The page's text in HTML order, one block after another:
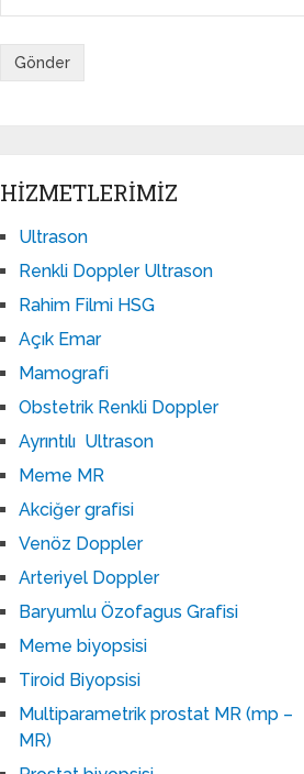
HIZMETLERIMIZ
Ultrason
Renkli Doppler Ultrason
Rahim Filmi HSG
Açık Emar
Mamografi
Obstetrik Renkli Doppler
Ayrıntılı Ultrason
Meme MR
Akciğer grafisi
Venöz Doppler
Arteriyel Doppler
Baryumlu Özofagus Grafisi
Meme biyopsisi
Tiroid Biyopsisi
Multiparametrik prostat MR (mp –
MR)